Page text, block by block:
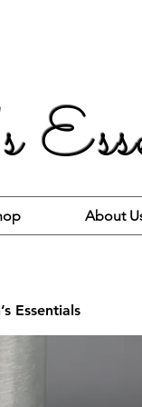
About
Essentials